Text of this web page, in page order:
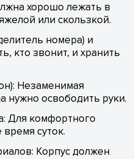
хорошо лежать в
или скользкой.
номера) и
кто звонит, и хранить
Незаменимая
нужно освободить руки.
Для комфортного
суток.
Корпус должен